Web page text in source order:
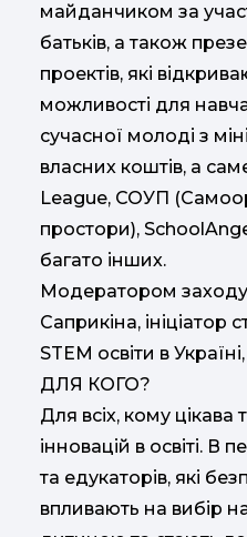
майданчиком за
батьків, а також
проектів, які
можливості для
сучасної молоді з
власних коштів, а
League, СОУП
простори),
багато інших.
Модератором
Саприкіна, ініціатор
STEM освіти в
ДЛЯ КОГО?
Для всіх, кому цікава
інновацій в освіті. В
та едукаторів, які
впливають на вибір